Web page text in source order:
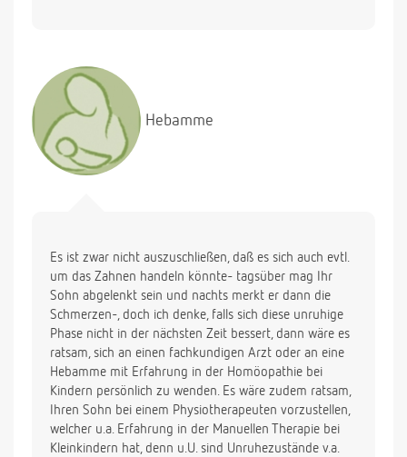
Hebamme
Es ist zwar nicht auszuschließen, daß es sich auch evtl.
um das Zahnen handeln könnte- tagsüber mag Ihr
Sohn abgelenkt sein und nachts merkt er dann die
Schmerzen-, doch ich denke, falls sich diese unruhige
Phase nicht in der nächsten Zeit bessert, dann wäre es
ratsam, sich an einen fachkundigen Arzt oder an eine
Hebamme mit Erfahrung in der Homöopathie bei
Kindern persönlich zu wenden. Es wäre zudem ratsam,
Ihren Sohn bei einem Physiotherapeuten vorzustellen,
welcher u.a. Erfahrung in der Manuellen Therapie bei
Kleinkindern hat, denn u.U. sind Unruhezustände v.a.